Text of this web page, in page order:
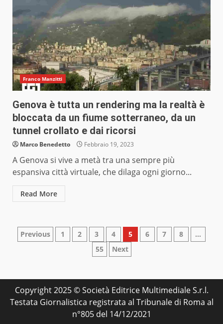
Franco Manzitti
Genova è tutta un rendering ma la realtà è
bloccata da un fiume sotterraneo, da un
tunnel crollato e dai ricorsi
Marco Benedetto Febbraio 19, 2023
A Genova si vive a metà tra una sempre più
espansiva città virtuale, che dilaga ogni giorno...
Read More
Paginazione
articoli
Previous 1 2 3 4 5 6 7 8
…
55
Next
Copyright 2025 © Società Editrice Multimediale S.r.l.
Testata Giornalistica registrata al Tribunale di Roma al
n°805 del 14/12/2021